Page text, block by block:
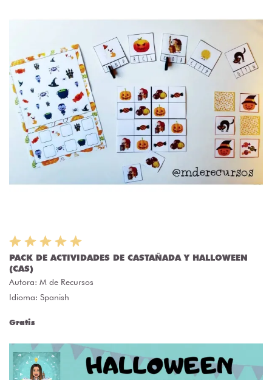
PACK DE ACTIVIDADES DE CASTAÑADA Y HALLOWEEN
(CAS)
Autora: M de Recursos
Idioma: Spanish
Gratis